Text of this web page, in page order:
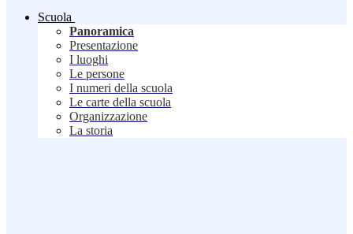
Scuola
Panoramica
Presentazione
I luoghi
Le persone
I numeri della scuola
Le carte della scuola
Organizzazione
La storia